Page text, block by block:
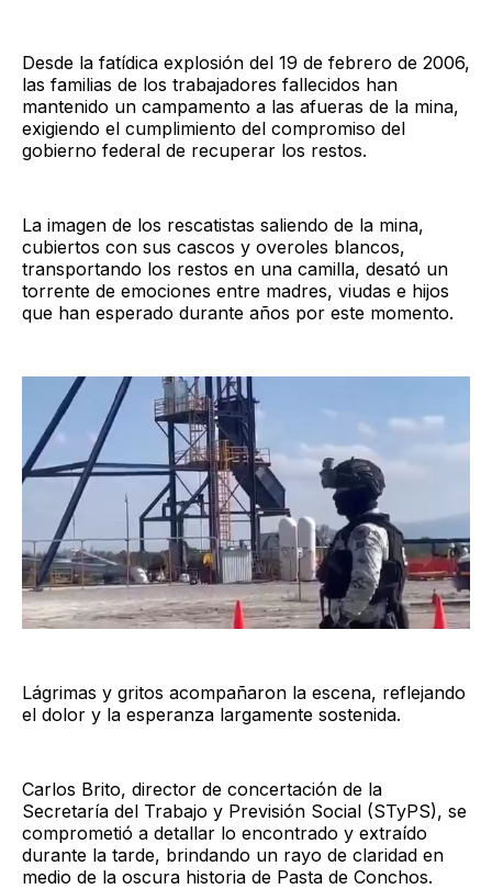
Desde la fatídica explosión del 19 de febrero de 2006,
las familias de los trabajadores fallecidos han
mantenido un campamento a las afueras de la mina,
exigiendo el cumplimiento del compromiso del
gobierno federal de recuperar los restos.
La imagen de los rescatistas saliendo de la mina,
cubiertos con sus cascos y overoles blancos,
transportando los restos en una camilla, desató un
torrente de emociones entre madres, viudas e hijos
que han esperado durante años por este momento.
Lágrimas y gritos acompañaron la escena, reflejando
el dolor y la esperanza largamente sostenida.
Carlos Brito, director de concertación de la
Secretaría del Trabajo y Previsión Social (STyPS), se
comprometió a detallar lo encontrado y extraído
durante la tarde, brindando un rayo de claridad en
medio de la oscura historia de Pasta de Conchos.